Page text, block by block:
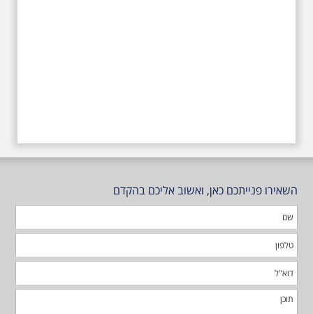
השאירו פנייתכם כאן, ואשוב אליכם בהקדם